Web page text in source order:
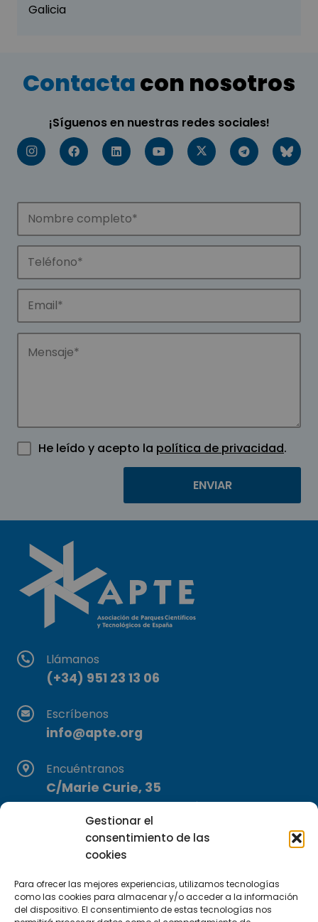
Gestionar el
consentimiento de las
cookies
Para ofrecer las mejores experiencias, utilizamos tecnologías
como las cookies para almacenar y/o acceder a la información
del dispositivo. El consentimiento de estas tecnologías nos
Galicia
Contactacon nosotros
¡Síguenos en nuestras redes sociales!
He leído y acepto la política de privacidad.
Llámanos
(+34) 951 23 13 06
Escríbenos
info@apte.org
Encuéntranos
C/Marie Curie, 35
29590 Campanillas, Málaga